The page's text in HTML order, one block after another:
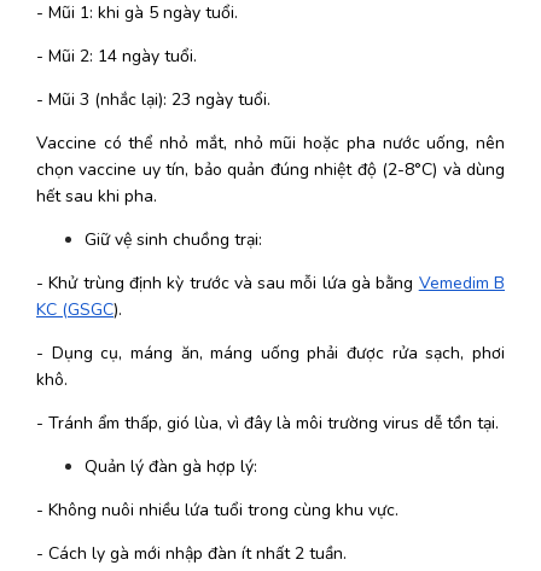
- Mũi 1: khi gà 5 ngày tuổi.
- Mũi 2: 14 ngày tuổi.
- Mũi 3 (nhắc lại): 23 ngày tuổi.
Vaccine có thể nhỏ mắt, nhỏ mũi hoặc pha nước uống, nên
chọn vaccine uy tín, bảo quản đúng nhiệt độ (2-8°C) và dùng
hết sau khi pha.
Giữ vệ sinh chuồng trại:
- Khử trùng định kỳ trước và sau mỗi lứa gà bằng Vemedim B
KC (GSGC).
- Dụng cụ, máng ăn, máng uống phải được rửa sạch, phơi
khô.
- Tránh ẩm thấp, gió lùa, vì đây là môi trường virus dễ tồn tại.
Quản lý đàn gà hợp lý:
- Không nuôi nhiều lứa tuổi trong cùng khu vực.
- Cách ly gà mới nhập đàn ít nhất 2 tuần.